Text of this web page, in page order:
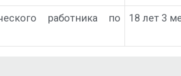
работника по
18 лет 3